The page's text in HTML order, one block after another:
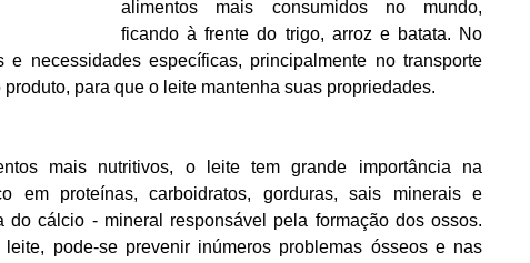
alimentos mais consumidos no mundo,
ficando à frente do trigo, arroz e batata. No
e necessidades específicas, principalmente no transporte
para que o leite mantenha suas propriedades.
mais nutritivos, o leite tem grande importância na
em proteínas, carboidratos, gorduras, sais minerais e
do cálcio - mineral responsável pela formação dos ossos.
pode-se prevenir inúmeros problemas ósseos e nas